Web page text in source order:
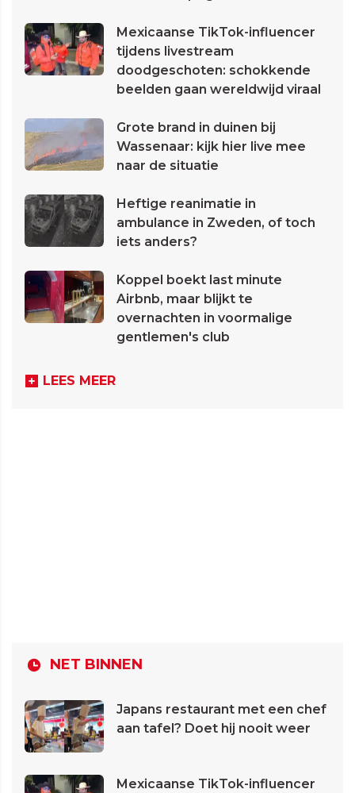
Mexicaanse TikTok-influencer
tijdens livestream
doodgeschoten: schokkende
beelden gaan wereldwijd viraal
Grote brand in duinen bij
Wassenaar: kijk hier live mee
naar de situatie
Heftige reanimatie in
ambulance in Zweden, of toch
iets anders?
Koppel boekt last minute
Airbnb, maar blijkt te
overnachten in voormalige
gentlemen's club
LEES MEER
NET BINNEN
Japans restaurant met een chef
aan tafel? Doet hij nooit weer
Mexicaanse TikTok-influencer